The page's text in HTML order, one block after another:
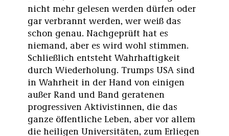
nicht mehr gelesen werden dürfen oder
gar verbrannt werden, wer weiß das
schon genau. Nachgeprüft hat es
niemand, aber es wird wohl stimmen.
Schließlich entsteht Wahrhaftigkeit
durch Wiederholung. Trumps USA sind
in Wahrheit in der Hand von einigen
außer Rand und Band geratenen
progressiven Aktivistinnen, die das
ganze öffentliche Leben, aber vor allem
die heiligen Universitäten, zum Erliegen